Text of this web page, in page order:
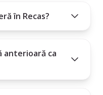
în Recas?
anterioară ca